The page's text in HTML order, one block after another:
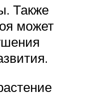
Также
может